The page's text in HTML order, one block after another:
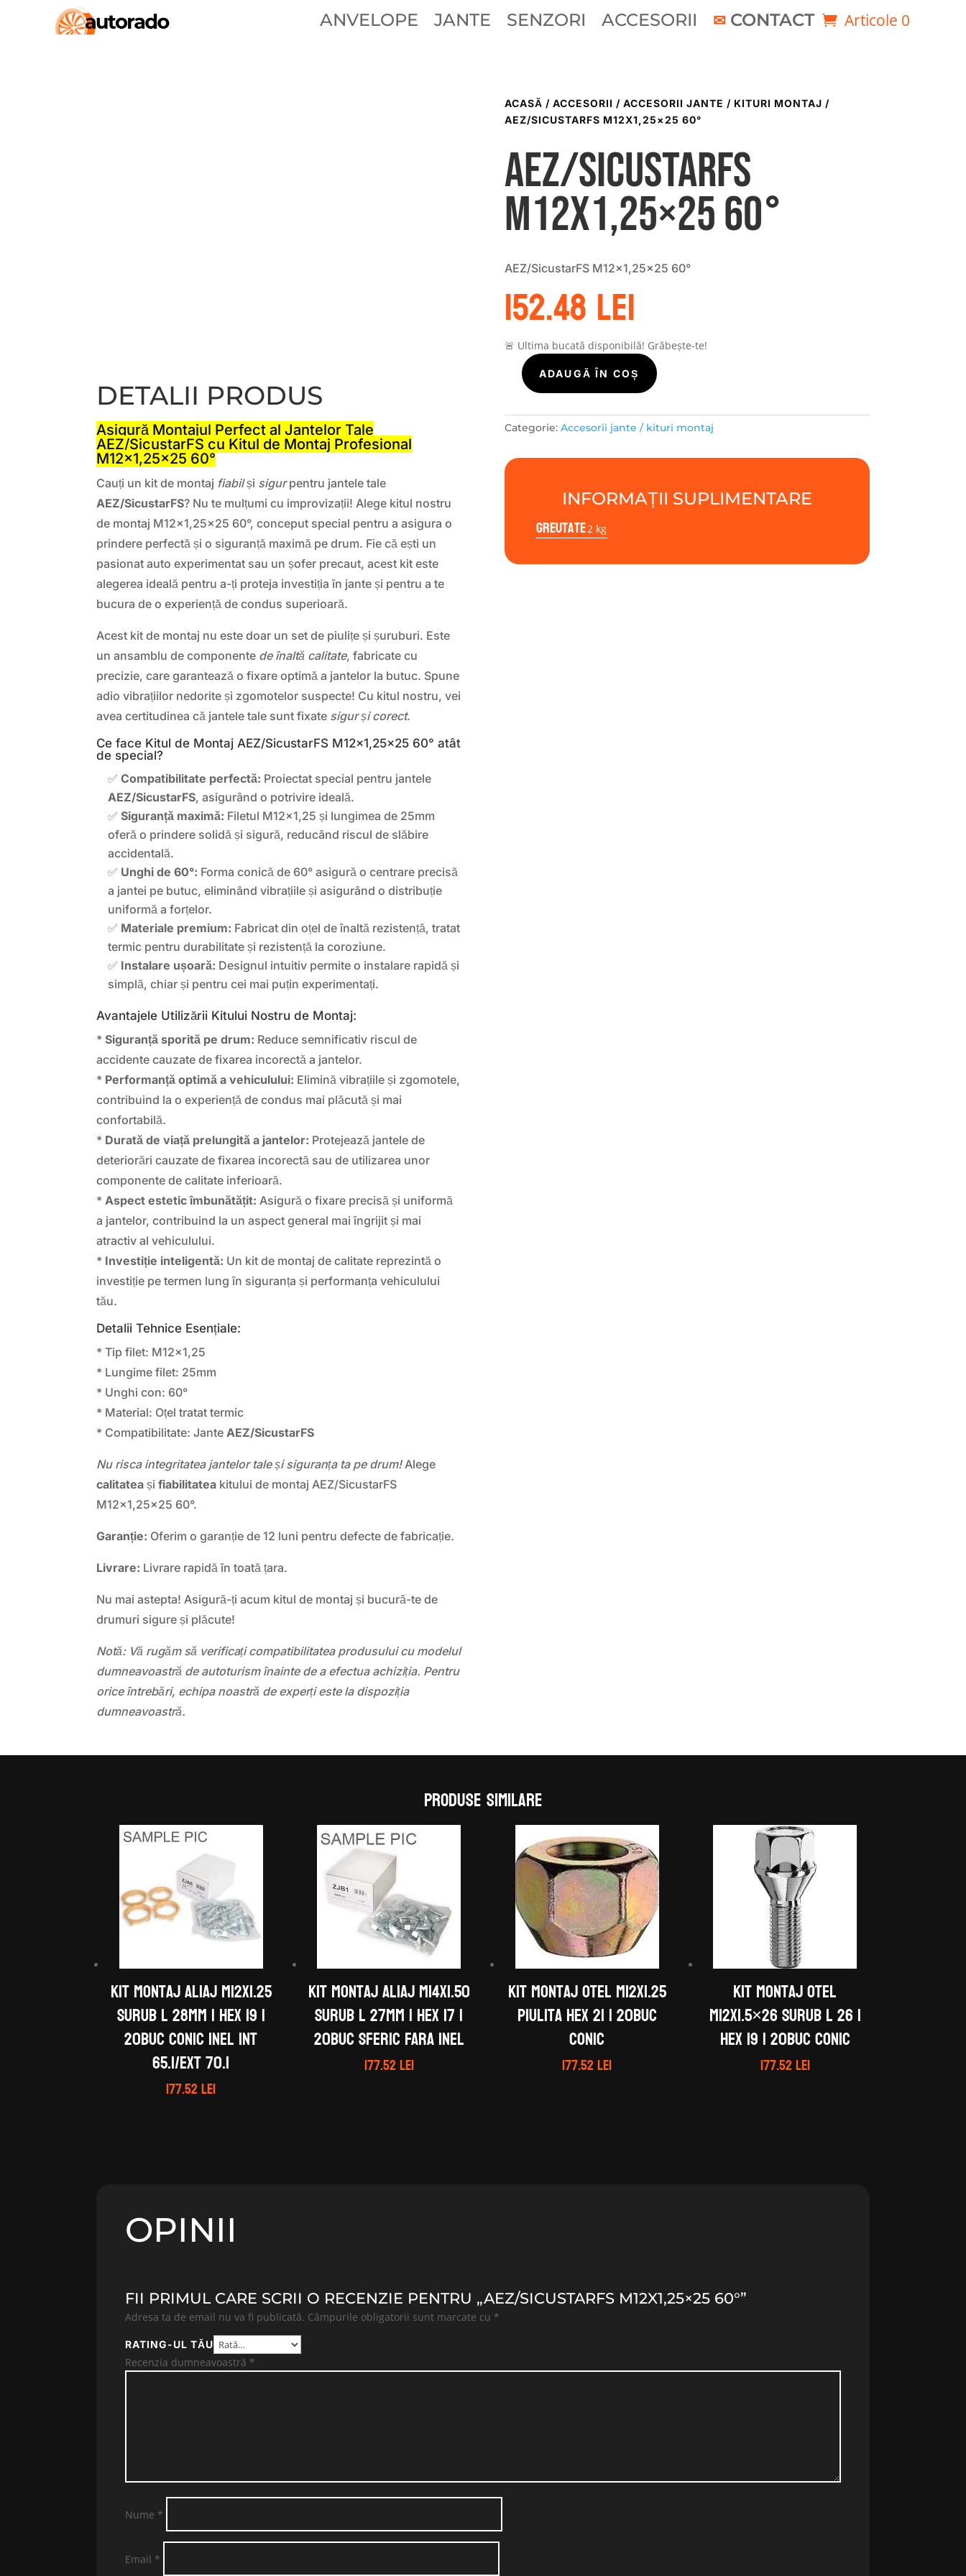
ANVELOPE JANTE SENZORI ACCESORII CONTACT Articole 0
DETALII PRODUS
Asigură Montajul Perfect al Jantelor Tale
AEZ/SicustarFS cu Kitul de Montaj Profesional
M12x1,25×25 60°
Cauți un kit de montaj fiabilși sigurpentru jantele tale
AEZ/SicustarFS? Nu te mulțumi cu improvizații! Alege kitul nostru
de montaj M12x1,25×25 60°, conceput special pentru a asigura o
prindere perfectă și o siguranță maximă pe drum. Fie că ești un
pasionat auto experimentat sau un șofer precaut, acest kit este
alegerea ideală pentru a-ți proteja investiția în jante și pentru a te
bucura de o experiență de condus superioară.
Acest kit de montaj nu este doar un set de piulițe și șuruburi. Este
un ansamblu de componente de înaltă calitate, fabricate cu
precizie, care garantează o fixare optimă a jantelor la butuc. Spune
adio vibrațiilor nedorite și zgomotelor suspecte! Cu kitul nostru, vei
avea certitudinea că jantele tale sunt fixate sigur și corect.
Ce face Kitul de Montaj AEZ/SicustarFS M12x1,25×25 60° atât
de special?
✅Compatibilitate perfectă: Proiectat special pentru jantele
AEZ/SicustarFS, asigurând o potrivire ideală.
✅Siguranță maximă: Filetul M12x1,25 și lungimea de 25mm
oferă o prindere solidă și sigură, reducând riscul de slăbire
accidentală.
✅ Unghi de 60°: Forma conică de 60° asigură o centrare precisă
a jantei pe butuc, eliminând vibrațiile și asigurând o distribuție
uniformă a forțelor.
✅ Materiale premium: Fabricat din oțel de înaltă rezistență, tratat
termic pentru durabilitate și rezistență la coroziune.
✅ Instalare ușoară: Designul intuitiv permite o instalare rapidă și
simplă, chiar și pentru cei mai puțin experimentați.
Avantajele Utilizării Kitului Nostru de Montaj:
*Siguranță sporită pe drum: Reduce semnificativ riscul de
accidente cauzate de fixarea incorectă a jantelor.
* Performanță optimă a vehiculului: Elimină vibrațiile și zgomotele,
contribuind la o experiență de condus mai plăcută și mai
confortabilă.
* Durată de viață prelungită a jantelor: Protejează jantele de
deteriorări cauzate de fixarea incorectă sau de utilizarea unor
componente de calitate inferioară.
* Aspect estetic îmbunătățit: Asigură o fixare precisă și uniformă
a jantelor, contribuind la un aspect general mai îngrijit și mai
atractiv al vehiculului.
* Investiție inteligentă: Un kit de montaj de calitate reprezintă o
investiție pe termen lung în siguranța și performanța vehiculului
tău.
Detalii Tehnice Esențiale:
* Tip filet: M12x1,25
* Lungime filet: 25mm
* Unghi con: 60°
* Material: Oțel tratat termic
* Compatibilitate: Jante AEZ/SicustarFS
Nu risca integritatea jantelor tale și siguranța ta pe drum!Alege
calitatea șifiabilitatea kitului de montaj AEZ/SicustarFS
M12x1,25×25 60°.
Garanție: Oferim o garanție de 12 luni pentru defecte de fabricație.
Livrare: Livrare rapidă în toată țara.
Nu mai astepta! Asigură-ți acum kitul de montaj și bucură-te de
drumuri sigure și plăcute!
Notă: Vă rugăm să verificați compatibilitatea produsului cu modelul
dumneavoastră de autoturism înainte de a efectua achiziția. Pentru
orice întrebări, echipa noastră de experți este la dispoziția
dumneavoastră.
ACASĂ / ACCESORII / ACCESORII JANTE / KITURI MONTAJ /
AEZ/SICUSTARFS M12X1,25×25 60°
AEZ/SicustarFS
M12x1,25×25 60°
AEZ/SicustarFS M12x1,25×25 60°
152.48lei
🚨 Ultima bucată disponibilă! Grăbește-te!
Cantitate
AEZ/SicustarFS
M12x1,25x25
60°
ADAUGĂ ÎN COȘ
Categorie: Accesorii jante / kituri montaj
INFORMAȚII SUPLIMENTARE
Greutate2 kg
Produse similare
Kit montaj aliaj M12X1.25
Surub L 28mm | Hex 19 |
20buc Conic Inel Int
65.1/Ext 70.1
177.52lei
Kit montaj aliaj M14X1.50
Surub L 27mm | Hex 17 |
20buc Sferic Fara Inel
177.52lei
Kit montaj otel M12x1.25
Piulita Hex 21 | 20buc
Conic
177.52lei
Kit montaj otel
M12x1.5×26 Surub L 26 |
Hex 19 | 20buc Conic
177.52lei
OPINII
FII PRIMUL CARE SCRII O RECENZIE PENTRU „AEZ/SICUSTARFS M12X1,25×25 60°”
Adresa ta de email nu va fi publicată. Câmpurile obligatorii sunt marcate cu *
RATING-UL TĂU
Recenzia dumneavoastră *
Nume *
Email *